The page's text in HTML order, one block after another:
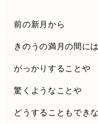
前の新月から
きのうの満月の間には
がっかりすることや
驚くようなことや
どうすることもでき